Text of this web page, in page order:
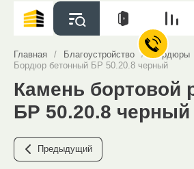
Главная / Благоустройство / Бордюры
Бордюр бетонный БР 50.20.8 черный
Камень бортовой
БР 50.20.8 черный
Предыдущий